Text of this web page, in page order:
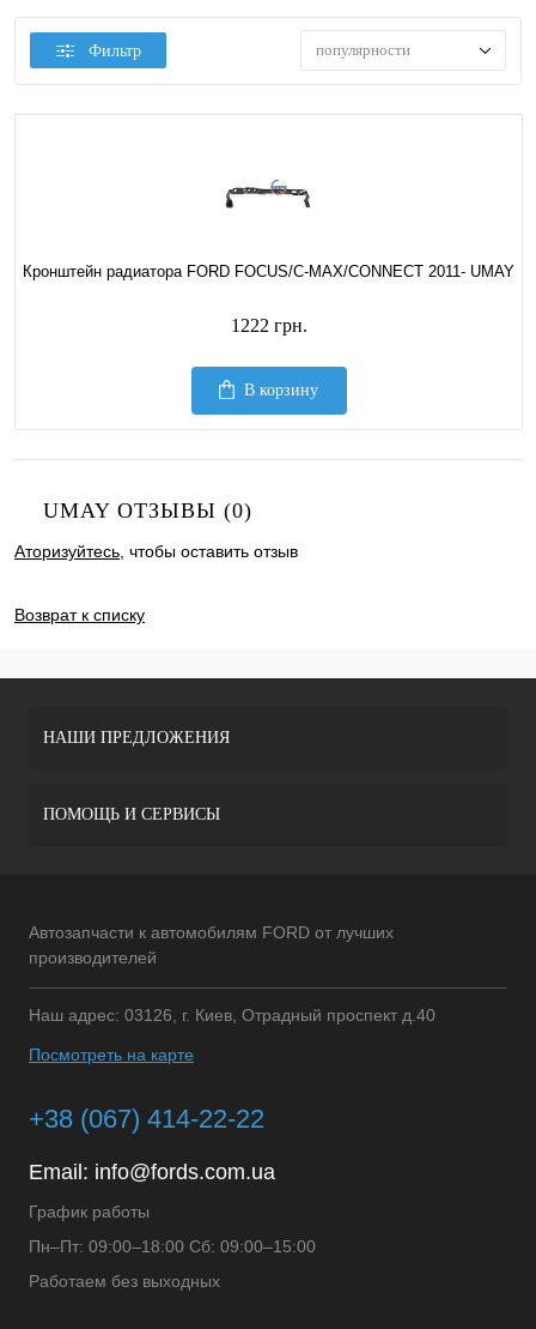
Фильтр популярности
Кронштейн радиатора FORD FOCUS/C-MAX/CONNECT 2011- UMAY
1222 грн.
В корзину
UMAY ОТЗЫВЫ (0)
Аторизуйтесь , чтобы оставить отзыв
Возврат к списку
НАШИ ПРЕДЛОЖЕНИЯ
ПОМОЩЬ И СЕРВИСЫ
Автозапчасти к автомобилям FORD от лучших
производителей
Наш адрес: 03126, г. Киев, Отрадный проспект д.40
Посмотреть на карте
+38 (067) 414-22-22
Email: info@fords.com.ua
График работы
Пн–Пт: 09:00–18:00 Сб: 09:00–15:00
Работаем без выходных